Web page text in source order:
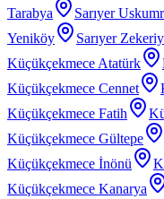
Tarabya
Sarıyer
Yeniköy
Sarıyer
Küçükçekmece Atatürk
Küçükçekmece Cennet
Küçükçekmece Fatih
Küçükçekmece Gültepe
Küçükçekmece İnönü
Küçükçekmece Kanarya